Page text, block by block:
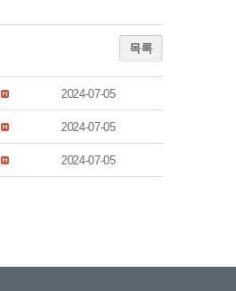
목록
2024-07-05
2024-07-05
2024-07-05